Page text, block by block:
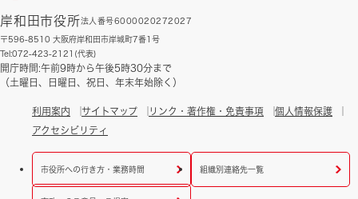
岸和田市役所法人番号6000020272027
〒596-8510 大阪府岸和田市岸城町7番1号
Tel:072-423-2121(代表)
開庁時間:午前9時から午後5時30分まで
（土曜日、日曜日、祝日、年末年始除く）
利用案内 サイトマップ リンク・著作権・免責事項
個人情報保護
アクセシビリティ
市役所への行き方・業務時間 組織別連絡先一覧